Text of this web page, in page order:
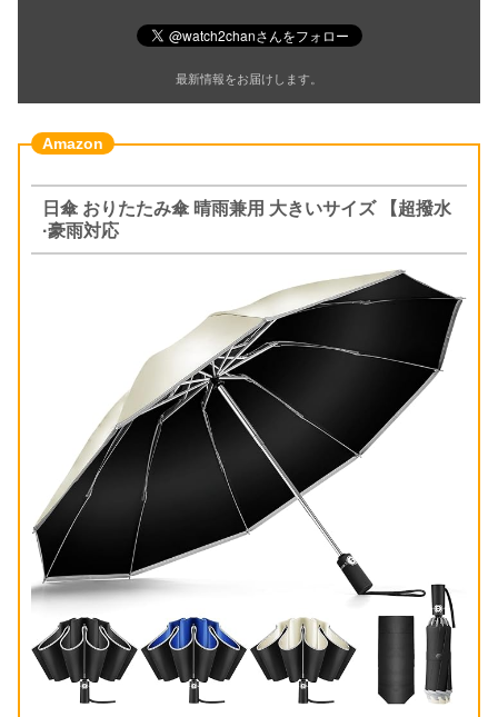
最新情報をお届けします。
日傘 おりたたみ傘 晴雨兼用 大きいサイズ 【超撥水
·豪雨対応